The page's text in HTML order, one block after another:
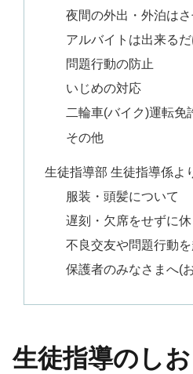
夜間の外出・外泊は
アルバイトは出来る
問題行動の防止
いじめの対応
二輪車(バイク)運転免
その他
生徒指導部 生徒指導係よ
服装・頭髪について
遅刻・欠席をせずに
不良交友や問題行動を
保護者のみなさまへ(
生徒指導のしお